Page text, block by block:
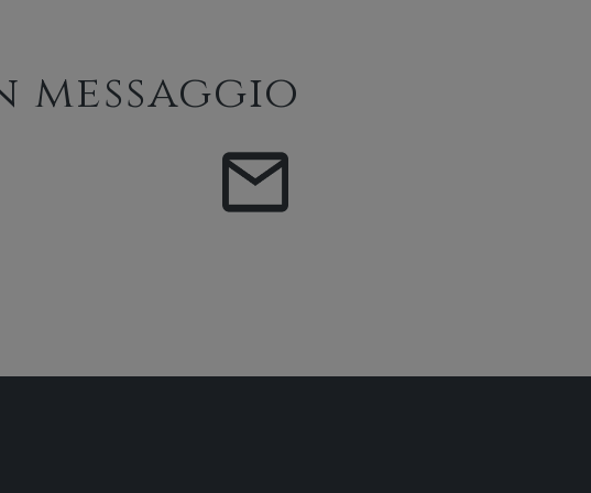
messaggio